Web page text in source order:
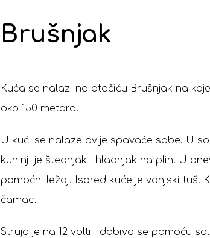
Brušnjak
Kuća se nalazi na otočiću Brušnjak na
oko 150 metara.
U kući se nalaze dvije spavaće sobe. U
kuhinji je štednjak i hladnjak na plin. U
pomoćni ležaj. Ispred kuće je vanjski tuš.
čamac.
Struja je na 12 volti i dobiva se pomoću